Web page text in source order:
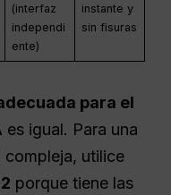
(interfaz
independi
ente)
instante y
sin fisuras
para el
igual. Para una
compleja, utilice
porque tiene las